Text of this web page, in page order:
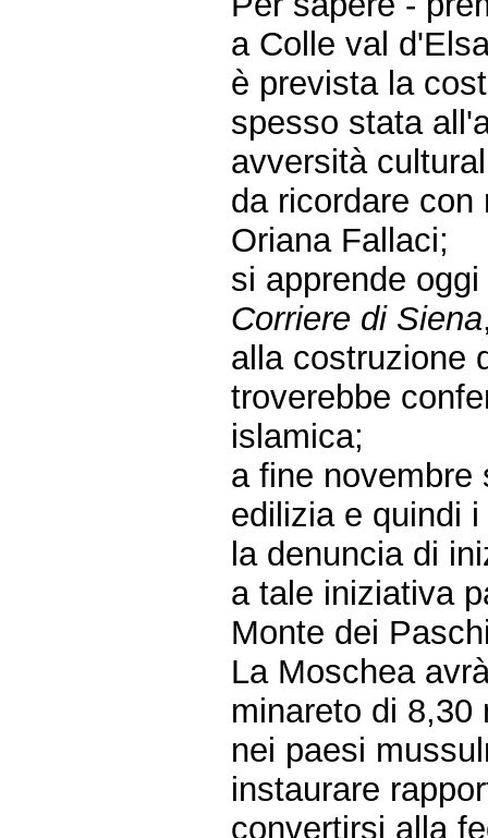
a Colle val
è prevista la
spesso stata
avversità
da ricordare
Oriana Fallaci;
si apprende
Corriere di Siena
alla costruzione
troverebbe
islamica;
a fine novembre
edilizia e quindi
la denuncia di
a tale iniziativa
Monte dei
La Moschea
minareto di 8,30
nei paesi
instaurare
convertirsi alla